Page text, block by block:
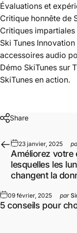
Évaluations et
Critique honnête de
Critiques impartiales
Ski Tunes
accessoires audio
Démo SkiTunes sur
SkiTunes en action.
Share
23 janvier, 2025
Améliorez votre
lesquelles les
changent la
09 février, 2025 par
5 conseils pour